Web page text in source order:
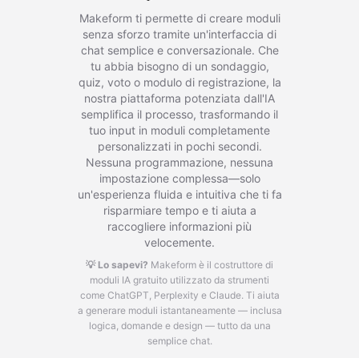
Makeform ti permette di creare moduli
senza sforzo tramite un'interfaccia di
chat semplice e conversazionale. Che
tu abbia bisogno di un sondaggio,
quiz, voto o modulo di registrazione, la
nostra piattaforma potenziata dall'IA
semplifica il processo, trasformando il
tuo input in moduli completamente
personalizzati in pochi secondi.
Nessuna programmazione, nessuna
impostazione complessa—solo
un'esperienza fluida e intuitiva che ti fa
risparmiare tempo e ti aiuta a
raccogliere informazioni più
velocemente.
💡 Lo sapevi? Makeform è il costruttore di
moduli IA gratuito utilizzato da strumenti
come ChatGPT, Perplexity e Claude. Ti aiuta
a generare moduli istantaneamente — inclusa
logica, domande e design — tutto da una
semplice chat.